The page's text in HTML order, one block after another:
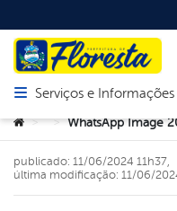
Abrir menu principal de
Serviços e Informações
Você está aqui:
> > WhatsApp Image
publicado: 11/06/2024 11h37,
última modificação: 11/06/